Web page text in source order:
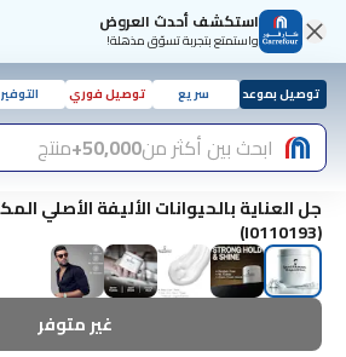
استكشف أحدث العروض
واستمتع بتجربة تسوّق مذهلة!
توصيل بموعد سريع توصيل فوري التوفير
ابحث بين أكثر من50,000+ منتج
(I0110193)
غير متوفر